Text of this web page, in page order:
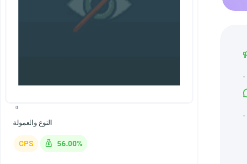
0
النوع والعمولة
CPS 56.00%
-
-